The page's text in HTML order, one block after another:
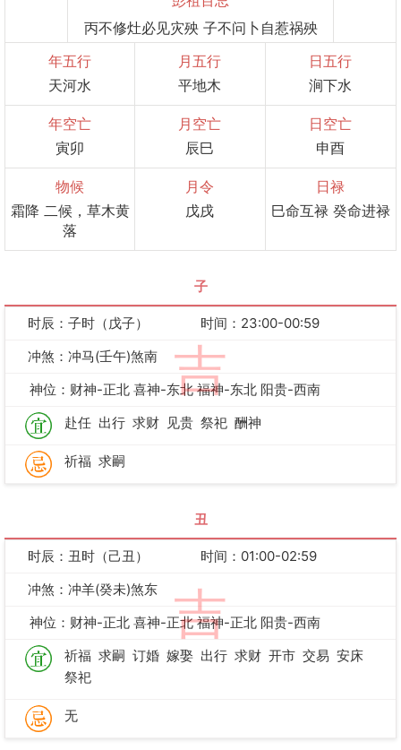
丙不修灶必见灾殃 子不问卜自惹祸殃
年五行
天河水
月五行
平地木
日五行
涧下水
年空亡
寅卯
月空亡
辰巳
日空亡
申酉
物候
霜降 二候，草木黄
落
月令
戊戌
日禄
巳命互禄 癸命进禄
子
吉
时辰：子时（戊子）
时间：23:00-00:59
冲煞：冲马(壬午)煞南
神位：财神-正北 喜神-东北 福神-东北 阳贵-西南
赴任 出行 求财 见贵 祭祀 酬神
祈福 求嗣
丑
吉
时辰：丑时（己丑）
时间：01:00-02:59
冲煞：冲羊(癸未)煞东
神位：财神-正北 喜神-正北 福神-正北 阳贵-西南
祈福 求嗣 订婚 嫁娶 出行 求财 开市 交易 安床
祭祀
无